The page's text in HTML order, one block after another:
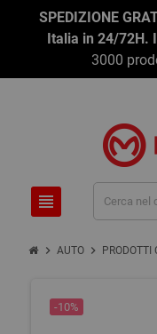
SPEDIZIONE
Italia in 24/72H.
3000
view_headline
chevron_right AUTO chevron_right PRODOTTI
-10%